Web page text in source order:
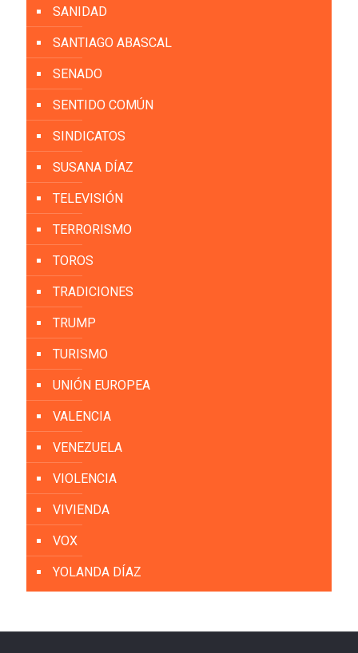
SANIDAD
SANTIAGO ABASCAL
SENADO
SENTIDO COMÚN
SINDICATOS
SUSANA DÍAZ
TELEVISIÓN
TERRORISMO
TOROS
TRADICIONES
TRUMP
TURISMO
UNIÓN EUROPEA
VALENCIA
VENEZUELA
VIOLENCIA
VIVIENDA
VOX
YOLANDA DÍAZ